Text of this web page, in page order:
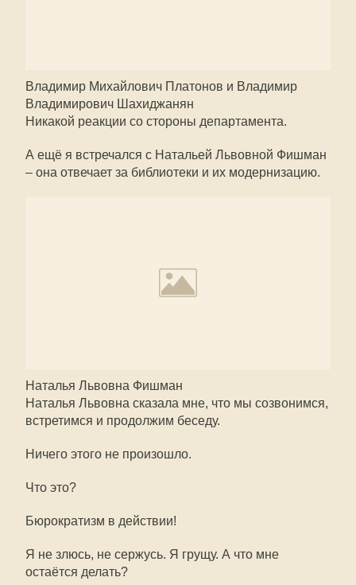
Владимир Михайлович Платонов и Владимир
Владимирович Шахиджанян
Никакой реакции со стороны департамента.
А ещё я встречался с Натальей Львовной Фишман
– она отвечает за библиотеки и их модернизацию.
Наталья Львовна Фишман
Наталья Львовна сказала мне, что мы созвонимся,
встретимся и продолжим беседу.
Ничего этого не произошло.
Что это?
Бюрократизм в действии!
Я не злюсь, не сержусь. Я грущу. А что мне
остаётся делать?